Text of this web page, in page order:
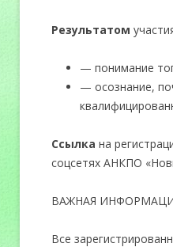
Результатом
— понимание
— осознание,
Ссылка на
соцсетях АНКПО
ВАЖНАЯ
Все